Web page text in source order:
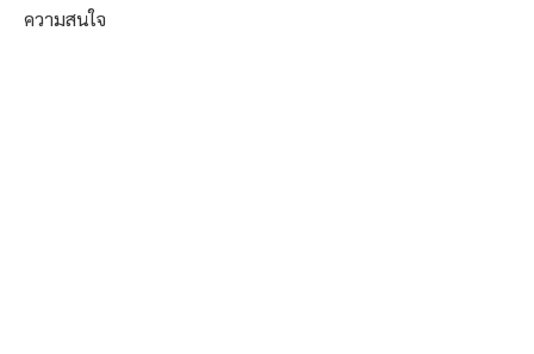
ความสนใจ